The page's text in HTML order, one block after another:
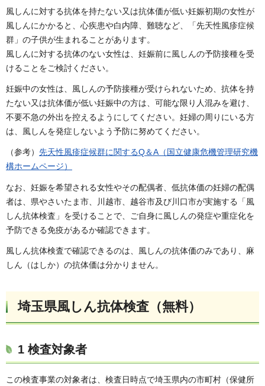
風しんに対する抗体を持たない又は抗体価が低い妊娠初期の女性が
風しんにかかると、心疾患や白内障、難聴など、「先天性風疹症候
群」の子供が生まれることがあります。
風しんに対する抗体のない女性は、妊娠前に風しんの予防接種を受
けることをご検討ください。
妊娠中の女性は、風しんの予防接種が受けられないため、抗体を持
たない又は抗体価が低い妊娠中の方は、可能な限り人混みを避け、
不要不急の外出を控えるようにしてください。妊婦の周りにいる方
は、風しんを発症しないよう予防に努めてください。
（参考） 先天性風疹症候群に関するQ＆A（国立健康危機管理研究機
構ホームページ）
なお、妊娠を希望される女性やその配偶者、低抗体価の妊婦の配偶
者は、県やさいたま市、川越市、越谷市及び川口市が実施する「風
しん抗体検査」を受けることで、ご自身に風しんの発症や重症化を
予防できる免疫があるか確認できます。
風しん抗体検査で確認できるのは、風しんの抗体価のみであり、麻
しん（はしか）の抗体価は分かりません。
埼玉県風しん抗体検査（無料）
1 検査対象者
この検査事業の対象者は、検査日時点で埼玉県内の市町村（保健所